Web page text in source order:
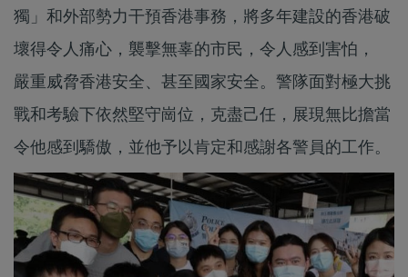
獨」和外部勢力干預香港事務，將多年建設的香港破
壞得令人痛心，襲擊無辜的市民，令人感到害怕，
嚴重威脅香港安全、甚至國家安全。警隊面對極大挑
戰和考驗下依然堅守崗位，克盡己任，展現無比擔當
令他感到驕傲，並他予以肯定和感謝各警員的工作。